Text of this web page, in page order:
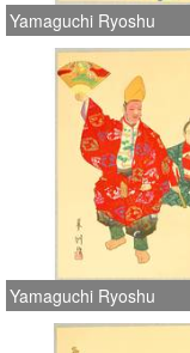
Yamaguchi Ryoshu
Yamaguchi Ryoshu